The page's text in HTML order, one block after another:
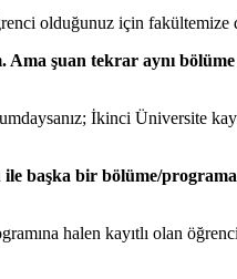
olduğunuz için
şuan tekrar aynı
İkinci Üniversite
başka bir bölüme/
halen kayıtlı olan